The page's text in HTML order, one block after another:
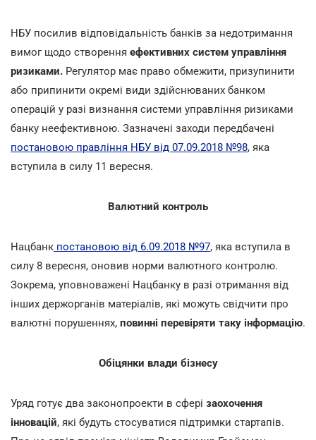
НБУ посилив відповідальність банків за недотримання
вимог щодо створення ефективних систем управління
ризиками. Регулятор має право обмежити, призупинити
або припинити окремі види здійснюваних банком
операцій у разі визнання системи управління ризиками
банку неефективною. Зазначені заходи передбачені
постановою правління НБУ від 07.09.2018 №98, яка
вступила в силу 11 вересня.
Валютний контроль
Нацбанк постановою від 6.09.2018 №97, яка вступила в
силу 8 вересня, оновив норми валютного контролю.
Зокрема, уповноважені Нацбанку в разі отримання від
інших держорганів матеріалів, які можуть свідчити про
валютні порушеннях, повинні перевіряти таку інформацію.
Обіцянки влади бізнесу
Уряд готує два законопроекти в сфері заохочення
інновацій, які будуть стосуватися підтримки стартапів.